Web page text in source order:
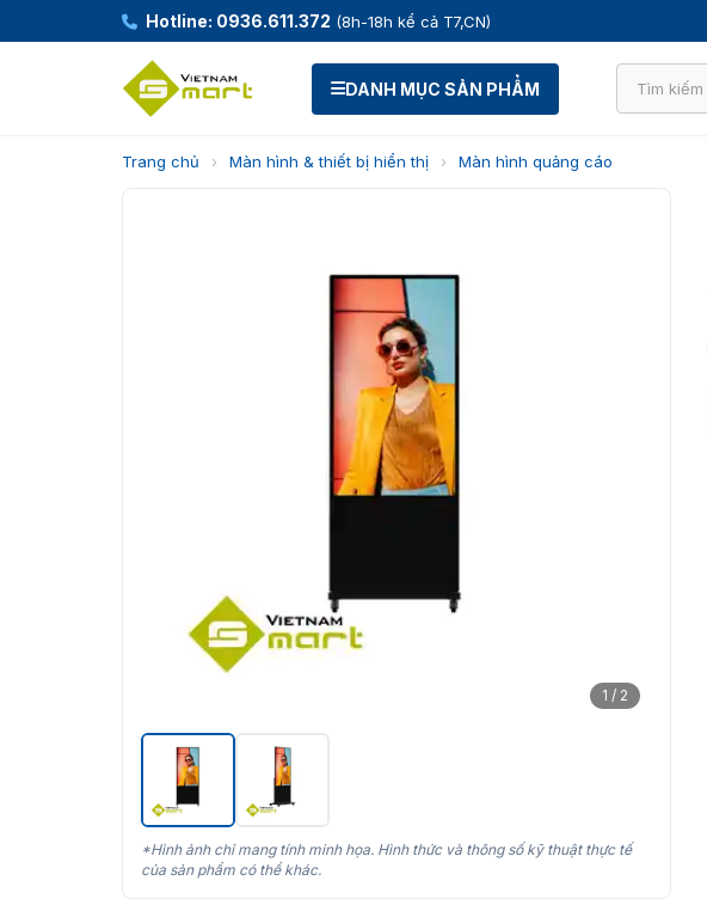
Hotline: 0936.611.372 (8h-18h kể cả T7,CN)
DANH MỤC SẢN PHẨM
Trang chủ › Màn hình & thiết bị hiển thị › Màn hình quảng cáo
1 / 2
*Hình ảnh chỉ mang tính minh họa. Hình thức và thông số kỹ thuật thực tế
của sản phẩm có thể khác.